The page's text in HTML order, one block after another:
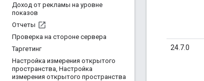
Доход от рекламы на уровне
показов
Отчеты
Проверка на стороне сервера
Таргетинг
Настройка измерения открытого
пространства, Настройка
измерения открытого пространства
24.7.0